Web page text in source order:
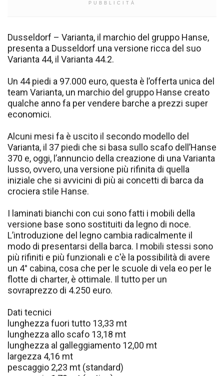
PUBBLICITÀ
Dusseldorf – Varianta, il marchio del gruppo Hanse,
presenta a Dusseldorf una versione ricca del suo
Varianta 44, il Varianta 44.2.
Un 44 piedi a 97.000 euro, questa è l’offerta unica del
team Varianta, un marchio del gruppo Hanse creato
qualche anno fa per vendere barche a prezzi super
economici.
Alcuni mesi fa è uscito il secondo modello del
Varianta, il 37 piedi che si basa sullo scafo dell’Hanse
370 e, oggi, l’annuncio della creazione di una Varianta
lusso, ovvero, una versione più rifinita di quella
iniziale che si avvicini di più ai concetti di barca da
crociera stile Hanse.
I laminati bianchi con cui sono fatti i mobili della
versione base sono sostituiti da legno di noce.
L’introduzione del legno cambia radicalmente il
modo di presentarsi della barca. I mobili stessi sono
più rifiniti e più funzionali e c'è la possibilità di avere
un 4° cabina, cosa che per le scuole di vela eo per le
flotte di charter, è ottimale. Il tutto per un
sovraprezzo di 4.250 euro.
Dati tecnici
lunghezza fuori tutto 13,33 mt
lunghezza allo scafo 13,18 mt
lunghezza al galleggiamento 12,00 mt
largezza 4,16 mt
pescaggio 2,23 mt (standard)